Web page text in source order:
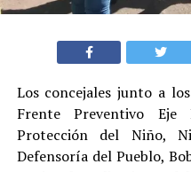
Los concejales junto a
Frente Preventivo Eje
Protección del Niño,
Defensoría del Pueblo,